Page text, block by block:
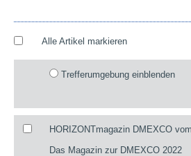
Alle Artikel markieren
Trefferumgebung einblenden
HORIZONTmagazin DMEXCO
Das Magazin zur DMEXCO 2022